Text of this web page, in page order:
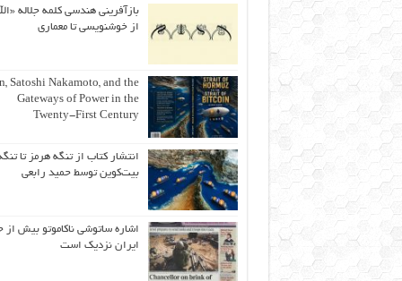
بازآفرینی هندسی کلمه جلاله
از خوشنویسی تا معماری
Satoshi Nakamoto, and the
Gateways of Power in the
Twenty-First Century
انتشار کتاب از تنگه هرمز تا
بیت‌کوین توسط حمید رابعی
اشاره ساتوشی ناکاموتو بیش از
ایران نزدیک است